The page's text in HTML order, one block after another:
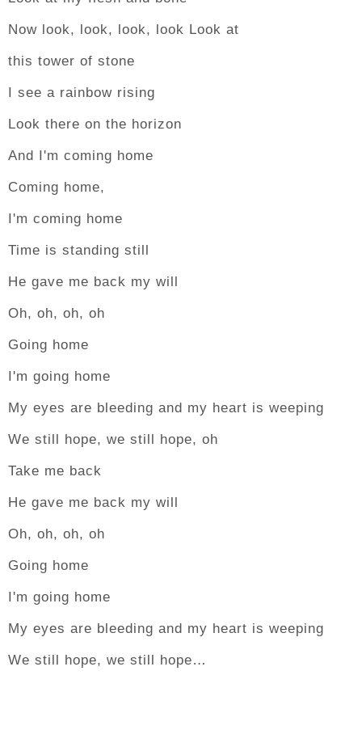
Now look, look, look, look Look at
this tower of stone
I see a rainbow rising
Look there on the horizon
And I'm coming home
Coming home,
I'm coming home
Time is standing still
He gave me back my will
Oh, oh, oh, oh
Going home
I'm going home
My eyes are bleeding and my heart is weeping
We still hope, we still hope, oh
Take me back
He gave me back my will
Oh, oh, oh, oh
Going home
I'm going home
My eyes are bleeding and my heart is weeping
We still hope, we still hope…